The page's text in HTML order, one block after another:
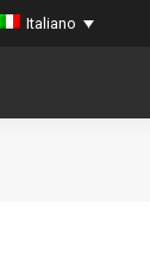
Italiano